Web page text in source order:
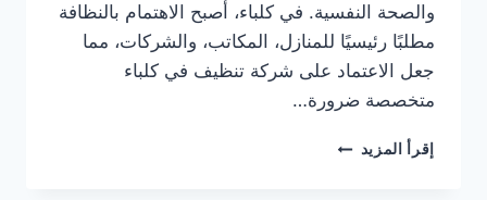
والصحة النفسية. في كلباء، أصبح الاهتمام بالنظافة
مطلبًا رئيسيًا للمنازل، المكاتب، والشركات، مما
جعل الاعتماد على شركة تنظيف في كلباء
متخصصة ضرورة…
إقرأ المزيد خدمات